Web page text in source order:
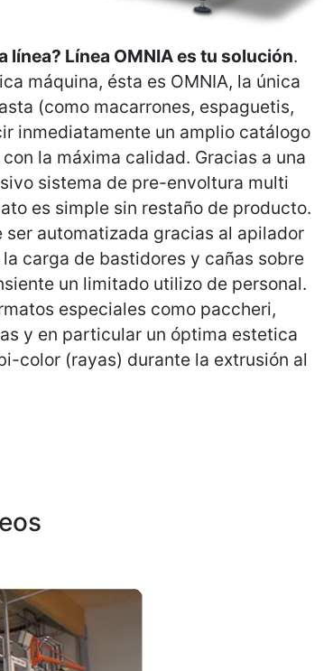
Línea OMNIA es tu solución.
máquina, ésta es OMNIA, la única
(como macarrones, espaguetis,
inmediatamente un amplio catálogo
la máxima calidad. Gracias a una
sistema de pre-envoltura multi
es simple sin restaño de producto.
automatizada gracias al apilador
carga de bastidores y cañas sobre
un limitado utilizo de personal.
especiales como paccheri,
y en particular un óptima estetica
color (rayas) durante la extrusión al